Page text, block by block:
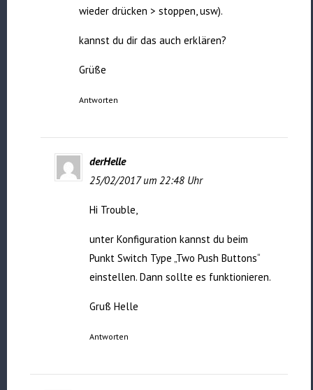
wieder drücken > stoppen, usw).
kannst du dir das auch erklären?
Grüße
Antworten
derHelle
25/02/2017 um 22:48 Uhr
Hi Trouble,
unter Konfiguration kannst du beim
Punkt Switch Type „Two Push Buttons“
einstellen. Dann sollte es funktionieren.
Gruß Helle
Antworten